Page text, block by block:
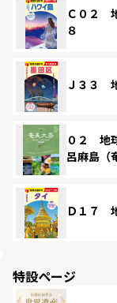
Ｃ０２
８
Ｊ３３
０２ 地
呂麻島（
Ｄ１７
特設ページ